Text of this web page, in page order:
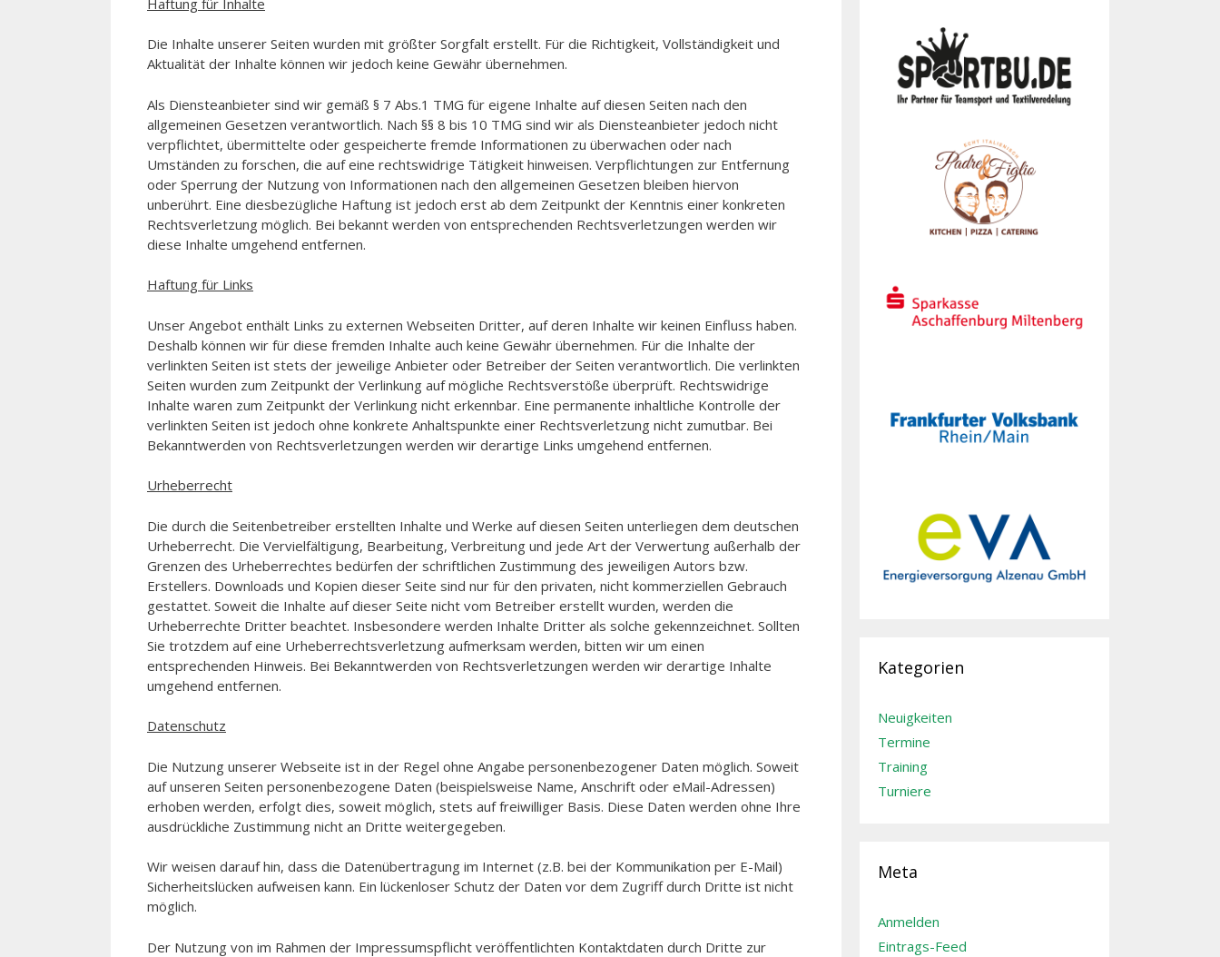
Die Inhalte unserer Seiten wurden mit größter Sorgfalt erstellt. Für die Richtigkeit, Vollständigkeit und
Aktualität der Inhalte können wir jedoch keine Gewähr übernehmen.
Als Diensteanbieter sind wir gemäß § 7 Abs.1 TMG für eigene Inhalte auf diesen Seiten nach den
allgemeinen Gesetzen verantwortlich. Nach §§ 8 bis 10 TMG sind wir als Diensteanbieter jedoch nicht
verpflichtet, übermittelte oder gespeicherte fremde Informationen zu überwachen oder nach
Umständen zu forschen, die auf eine rechtswidrige Tätigkeit hinweisen. Verpflichtungen zur Entfernung
oder Sperrung der Nutzung von Informationen nach den allgemeinen Gesetzen bleiben hiervon
unberührt. Eine diesbezügliche Haftung ist jedoch erst ab dem Zeitpunkt der Kenntnis einer konkreten
Rechtsverletzung möglich. Bei bekannt werden von entsprechenden Rechtsverletzungen werden wir
diese Inhalte umgehend entfernen.
Haftung für Links
Unser Angebot enthält Links zu externen Webseiten Dritter, auf deren Inhalte wir keinen Einfluss haben.
Deshalb können wir für diese fremden Inhalte auch keine Gewähr übernehmen. Für die Inhalte der
verlinkten Seiten ist stets der jeweilige Anbieter oder Betreiber der Seiten verantwortlich. Die verlinkten
Seiten wurden zum Zeitpunkt der Verlinkung auf mögliche Rechtsverstöße überprüft. Rechtswidrige
Inhalte waren zum Zeitpunkt der Verlinkung nicht erkennbar. Eine permanente inhaltliche Kontrolle der
verlinkten Seiten ist jedoch ohne konkrete Anhaltspunkte einer Rechtsverletzung nicht zumutbar. Bei
Bekanntwerden von Rechtsverletzungen werden wir derartige Links umgehend entfernen.
Urheberrecht
Die durch die Seitenbetreiber erstellten Inhalte und Werke auf diesen Seiten unterliegen dem deutschen
Urheberrecht. Die Vervielfältigung, Bearbeitung, Verbreitung und jede Art der Verwertung außerhalb der
Grenzen des Urheberrechtes bedürfen der schriftlichen Zustimmung des jeweiligen Autors bzw.
Erstellers. Downloads und Kopien dieser Seite sind nur für den privaten, nicht kommerziellen Gebrauch
gestattet. Soweit die Inhalte auf dieser Seite nicht vom Betreiber erstellt wurden, werden die
Urheberrechte Dritter beachtet. Insbesondere werden Inhalte Dritter als solche gekennzeichnet. Sollten
Sie trotzdem auf eine Urheberrechtsverletzung aufmerksam werden, bitten wir um einen
entsprechenden Hinweis. Bei Bekanntwerden von Rechtsverletzungen werden wir derartige Inhalte
umgehend entfernen.
Datenschutz
Die Nutzung unserer Webseite ist in der Regel ohne Angabe personenbezogener Daten möglich. Soweit
auf unseren Seiten personenbezogene Daten (beispielsweise Name, Anschrift oder eMail-Adressen)
erhoben werden, erfolgt dies, soweit möglich, stets auf freiwilliger Basis. Diese Daten werden ohne Ihre
ausdrückliche Zustimmung nicht an Dritte weitergegeben.
Wir weisen darauf hin, dass die Datenübertragung im Internet (z.B. bei der Kommunikation per E-Mail)
Sicherheitslücken aufweisen kann. Ein lückenloser Schutz der Daten vor dem Zugriff durch Dritte ist nicht
möglich.
Der Nutzung von im Rahmen der Impressumspflicht veröffentlichten Kontaktdaten durch Dritte zur
Kategorien
Neuigkeiten
Termine
Training
Turniere
Meta
Anmelden
Eintrags-Feed